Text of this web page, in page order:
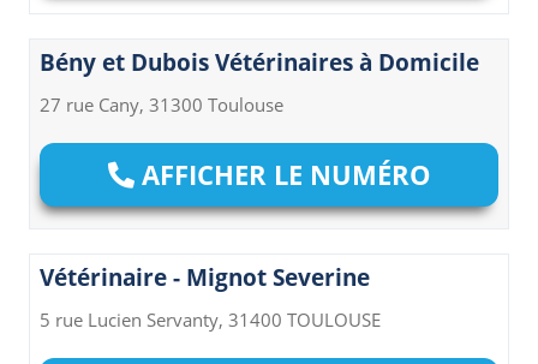
Bény et Dubois Vétérinaires à Domicile
27 rue Cany, 31300 Toulouse
AFFICHER LE NUMÉRO
Vétérinaire - Mignot Severine
5 rue Lucien Servanty, 31400 TOULOUSE